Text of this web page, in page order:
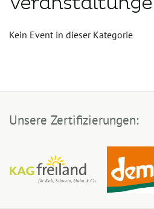
Kein Event in dieser Kategorie
Unsere Zertifizierungen: